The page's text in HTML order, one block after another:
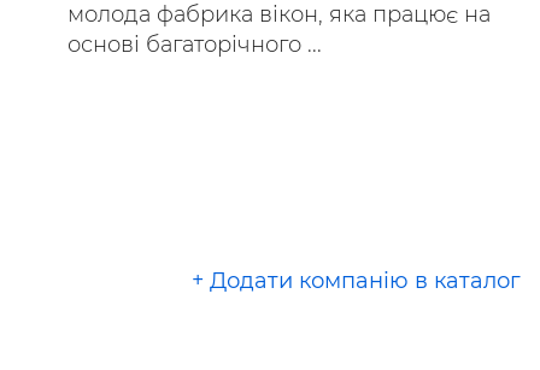
молода фабрика вікон, яка працює на
основі багаторічного ...
+ Додати компанію в каталог